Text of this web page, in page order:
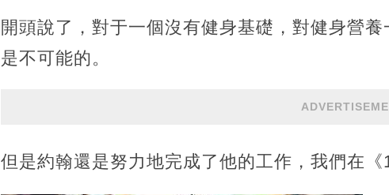
開頭說了，對于一個沒有健身基礎，對健身營
是不可能的。
但是約翰還是努力地完成了他的工作，我們在《